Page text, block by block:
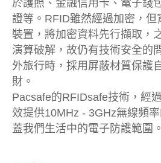
於護照、金融信用卡、電子錢
證等。RFID雖然經過加密，
裝置，將加密資料先行擷取，
演算破解，故仍有技術安全的
外旅行時，採用屏蔽材質保護
財。
Pacsafe的RFIDsafe技術，經
效提供10MHz - 3GHz無線頻
蓋我們生活中的電子防護範圍。